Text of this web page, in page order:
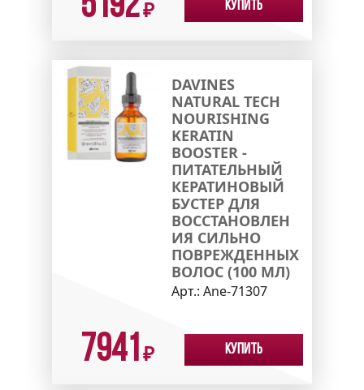
₽ Купить
DAVINES
NATURAL TECH
NOURISHING
KERATIN
BOOSTER -
ПИТАТЕЛЬНЫЙ
КЕРАТИНОВЫЙ
БУСТЕР ДЛЯ
ВОССТАНОВЛЕН
ИЯ СИЛЬНО
ПОВРЕЖДЕННЫХ
ВОЛОС (100 МЛ)
Арт.: Ane-71307
7941 ₽ Купить